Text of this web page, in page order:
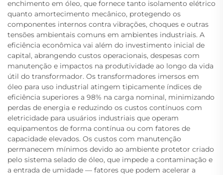
enchimento em óleo, que fornece tanto isolamento elétrico
quanto amortecimento mecânico, protegendo os
componentes internos contra vibrações, choques e outras
tensões ambientais comuns em ambientes industriais. A
eficiência econômica vai além do investimento inicial de
capital, abrangendo custos operacionais, despesas com
manutenção e impactos na produtividade ao longo da vida
útil do transformador. Os transformadores imersos em
óleo para uso industrial atingem tipicamente índices de
eficiência superiores a 98% na carga nominal, minimizando
perdas de energia e reduzindo os custos contínuos com
eletricidade para usuários industriais que operam
equipamentos de forma contínua ou com fatores de
capacidade elevados. Os custos com manutenção
permanecem mínimos devido ao ambiente protetor criado
pelo sistema selado de óleo, que impede a contaminação e
a entrada de umidade — fatores que podem acelerar a